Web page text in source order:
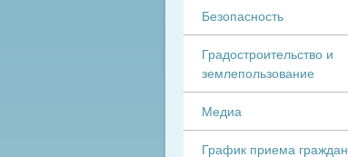
Безопасность
Градостроительство и
землепользование
Медиа
График приема граждан